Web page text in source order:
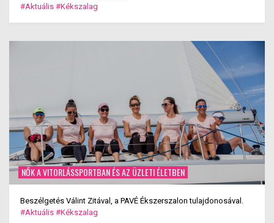
#Aktuális #Kékszalag
NŐK A VITORLÁSSPORTBAN ÉS AZ ÜZLETI ÉLETBEN
Beszélgetés Válint Zitával, a PAVÉ Ékszerszalon tulajdonosával.
#Aktuális #Kékszalag